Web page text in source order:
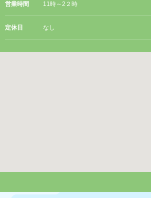
営業時間 11時～2２時
定休日 なし